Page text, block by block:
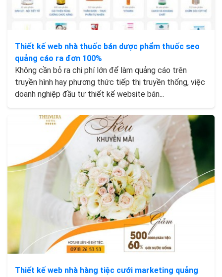
Thiết kế web nhà thuốc bán dược phẩm thuốc seo
quảng cáo ra đơn 100%
Không cần bỏ ra chi phí lớn để làm quảng cáo trên
truyền hình hay phương thức tiếp thị truyền thống, việc
doanh nghiệp đầu tư thiết kế website bán...
Thiết kế web nhà hàng tiệc cưới marketing quảng